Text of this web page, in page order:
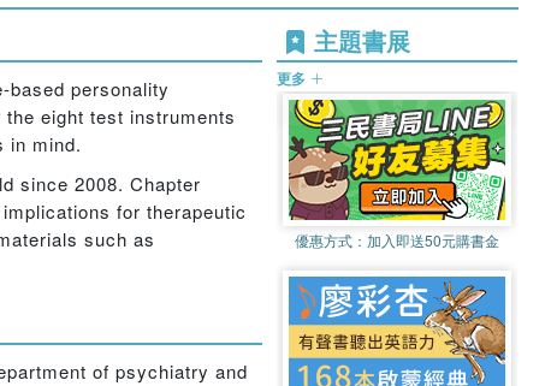
based personality
eight test instruments
in mind.
since 2008. Chapter
for therapeutic
such as
of psychiatry and
主題書展
更多
優惠方式： 加入即送50元購書金